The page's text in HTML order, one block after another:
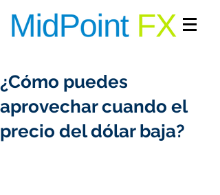
¿Cómo puedes
aprovechar cuando el
precio del dólar baja?